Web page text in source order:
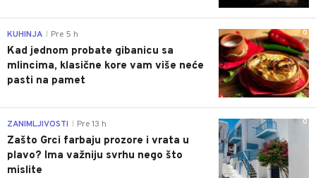
0
KUHINJA Pre 5 h
Kad jednom probate gibanicu sa
mlincima, klasične kore vam više neće
pasti na pamet
0
ZANIMLJIVOSTI Pre 13 h
Zašto Grci farbaju prozore i vrata u
plavo? Ima važniju svrhu nego što
mislite